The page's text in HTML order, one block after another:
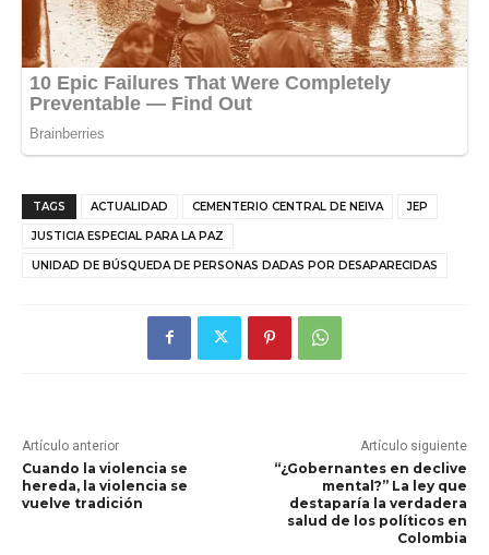
TAGS ACTUALIDAD CEMENTERIO CENTRAL DE NEIVA JEP
JUSTICIA ESPECIAL PARA LA PAZ
UNIDAD DE BÚSQUEDA DE PERSONAS DADAS POR DESAPARECIDAS
Artículo anterior
Cuando la violencia se
hereda, la violencia se
vuelve tradición
Artículo siguiente
“¿Gobernantes en declive
mental?” La ley que
destaparía la verdadera
salud de los políticos en
Colombia